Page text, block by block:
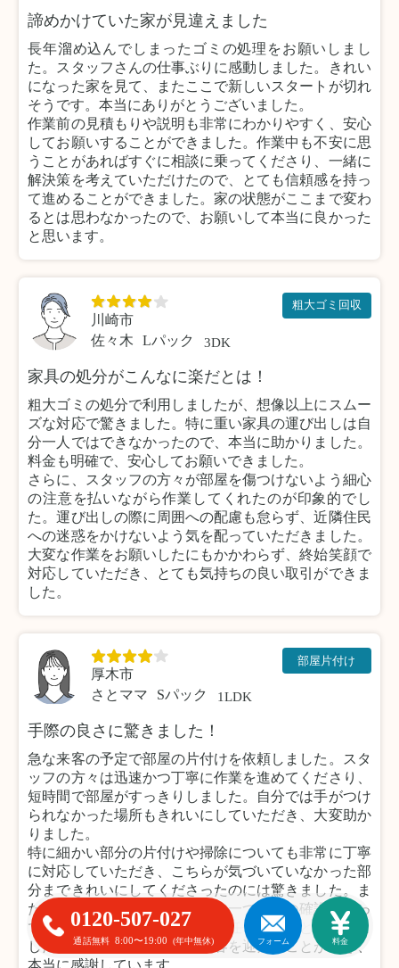
諦めかけていた家が見違えました
長年溜め込んでしまったゴミの処理をお願いしまし
た。スタッフさんの仕事ぶりに感動しました。きれい
になった家を見て、またここで新しいスタートが切れ
そうです。本当にありがとうございました。
作業前の見積もりや説明も非常にわかりやすく、安心
してお願いすることができました。作業中も不安に思
うことがあればすぐに相談に乗ってくださり、一緒に
解決策を考えていただけたので、とても信頼感を持っ
て進めることができました。家の状態がここまで変わ
るとは思わなかったので、お願いして本当に良かった
と思います。
川崎市
佐々木
Lパック 3DK
粗大ゴミ回収
家具の処分がこんなに楽だとは！
粗大ゴミの処分で利用しましたが、想像以上にスムー
ズな対応で驚きました。特に重い家具の運び出しは自
分一人ではできなかったので、本当に助かりました。
料金も明確で、安心してお願いできました。
さらに、スタッフの方々が部屋を傷つけないよう細心
の注意を払いながら作業してくれたのが印象的でし
た。運び出しの際に周囲への配慮も怠らず、近隣住民
への迷惑をかけないよう気を配っていただきました。
大変な作業をお願いしたにもかかわらず、終始笑顔で
対応していただき、とても気持ちの良い取引ができま
した。
厚木市
さとママ
Sパック 1LDK
部屋片付け
手際の良さに驚きました！
急な来客の予定で部屋の片付けを依頼しました。スタ
ッフの方々は迅速かつ丁寧に作業を進めてくださり、
短時間で部屋がすっきりしました。自分では手がつけ
られなかった場所もきれいにしていただき、大変助か
りました。
特に細かい部分の片付けや掃除についても非常に丁寧
に対応していただき、こちらが気づいていなかった部
分まできれいにしてくださったのには驚きました。ま
た、不要品の仕分けについても一つひとつ確認を取っ
てくださったため、安心してお任せすることができま
した。おかげで気持ちよく来客を迎えることができ、
本当に感謝しています。
0120-507-027
通話無料 8:00〜19:00 (年中無休) フォーム 料金